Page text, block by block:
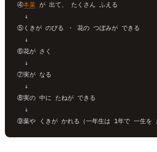
④本葉 が 出て、 たくさん ふえる
  ↓
⑤くきが のびる ・ 花の つぼみが できる
  ↓
⑥花が さく
  ↓
⑦実が なる
  ↓
⑧実の 中に たねが できる
  ↓